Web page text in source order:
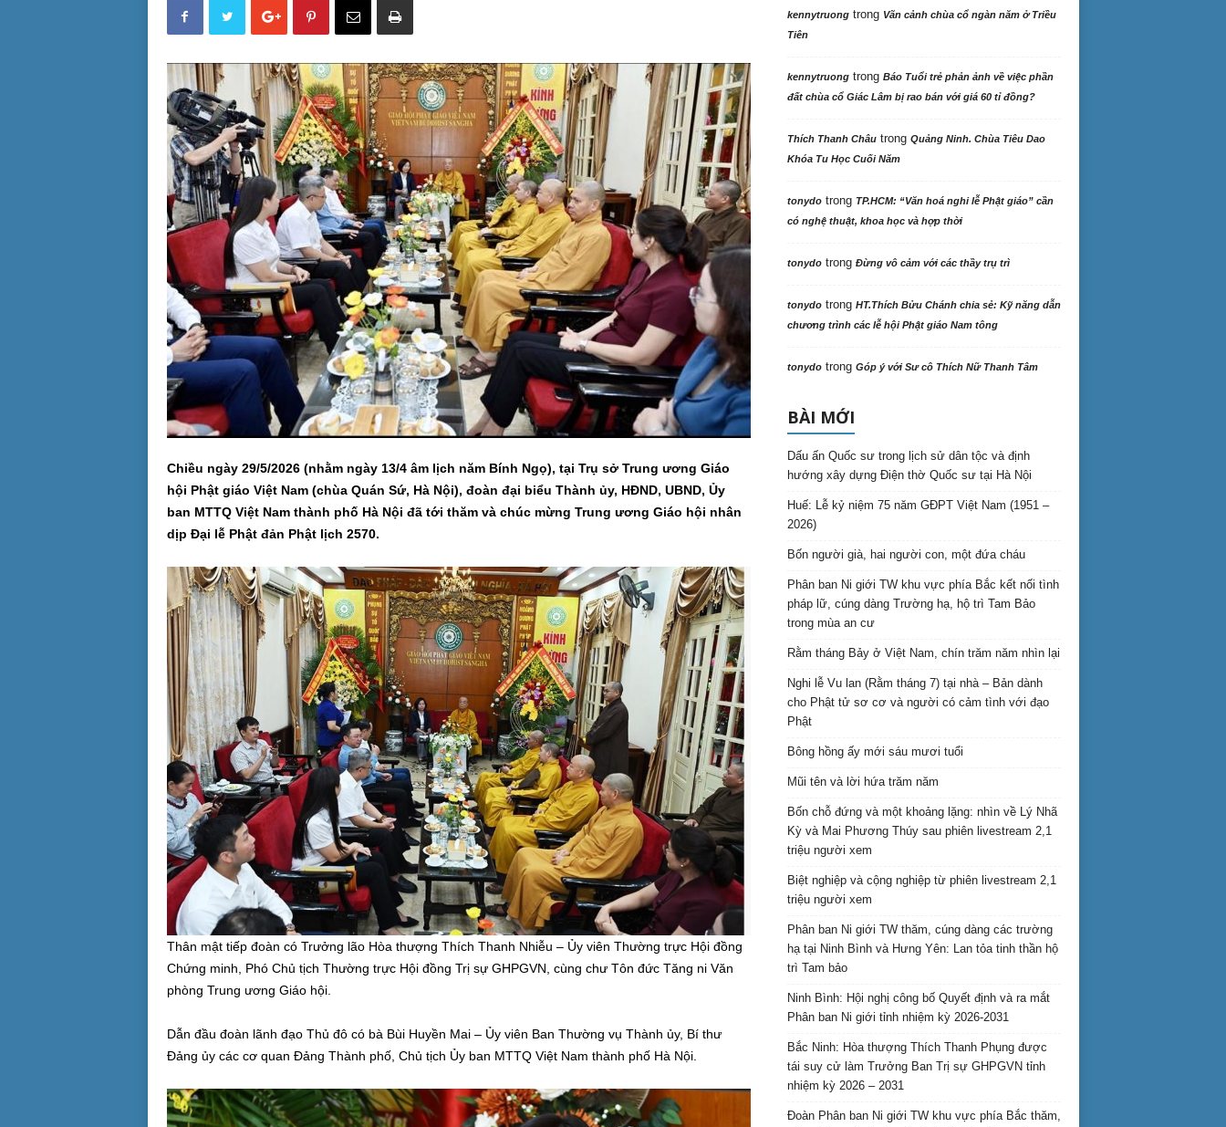
Chiều ngày 29/5/2026 (nhằm ngày 13/4 âm lịch năm Bính Ngọ), tại Trụ sở Trung ương Giáo
hội Phật giáo Việt Nam (chùa Quán Sứ, Hà Nội), đoàn đại biểu Thành ủy, HĐND, UBND, Ủy
ban MTTQ Việt Nam thành phố Hà Nội đã tới thăm và chúc mừng Trung ương Giáo hội nhân
dịp Đại lễ Phật đản Phật lịch 2570.
Thân mật tiếp đoàn có Trưởng lão Hòa thượng Thích Thanh Nhiễu – Ủy viên Thường trực Hội đồng
Chứng minh, Phó Chủ tịch Thường trực Hội đồng Trị sự GHPGVN, cùng chư Tôn đức Tăng ni Văn
phòng Trung ương Giáo hội.
Dẫn đầu đoàn lãnh đạo Thủ đô có bà Bùi Huyền Mai – Ủy viên Ban Thường vụ Thành ủy, Bí thư
Đảng ủy các cơ quan Đảng Thành phố, Chủ tịch Ủy ban MTTQ Việt Nam thành phố Hà Nội.
kennytruongtrong Vãn cảnh chùa cổ ngàn năm ở Triều
Tiên
kennytruongtrong Báo Tuổi trẻ phản ảnh về việc phần
đất chùa cổ Giác Lâm bị rao bán với giá 60 tỉ đồng?
Thích Thanh Châutrong Quảng Ninh. Chùa Tiêu Dao
Khóa Tu Học Cuối Năm
tonydotrong TP.HCM: “Văn hoá nghi lễ Phật giáo” cần
có nghệ thuật, khoa học và hợp thời
tonydotrong Đừng vô cảm với các thầy trụ trì
tonydotrong HT.Thích Bửu Chánh chia sẻ: Kỹ năng dẫn
chương trình các lễ hội Phật giáo Nam tông
tonydotrong Góp ý với Sư cô Thích Nữ Thanh Tâm
BÀI MỚI
Dấu ấn Quốc sư trong lịch sử dân tộc và định
hướng xây dựng Điện thờ Quốc sư tại Hà Nội
Huế: Lễ kỷ niệm 75 năm GĐPT Việt Nam (1951 –
2026)
Bốn người già, hai người con, một đứa cháu
Phân ban Ni giới TW khu vực phía Bắc kết nối tình
pháp lữ, cúng dàng Trường hạ, hộ trì Tam Bảo
trong mùa an cư
Rằm tháng Bảy ở Việt Nam, chín trăm năm nhìn lại
Nghi lễ Vu lan (Rằm tháng 7) tại nhà – Bản dành
cho Phật tử sơ cơ và người có cảm tình với đạo
Phật
Bông hồng ấy mới sáu mươi tuổi
Mũi tên và lời hứa trăm năm
Bốn chỗ đứng và một khoảng lặng: nhìn về Lý Nhã
Kỳ và Mai Phương Thúy sau phiên livestream 2,1
triệu người xem
Biệt nghiệp và cộng nghiệp từ phiên livestream 2,1
triệu người xem
Phân ban Ni giới TW thăm, cúng dàng các trường
hạ tại Ninh Bình và Hưng Yên: Lan tỏa tinh thần hộ
trì Tam bảo
Ninh Bình: Hội nghị công bố Quyết định và ra mắt
Phân ban Ni giới tỉnh nhiệm kỳ 2026-2031
Bắc Ninh: Hòa thượng Thích Thanh Phụng được
tái suy cử làm Trưởng Ban Trị sự GHPGVN tỉnh
nhiệm kỳ 2026 – 2031
Đoàn Phân ban Ni giới TW khu vực phía Bắc thăm,